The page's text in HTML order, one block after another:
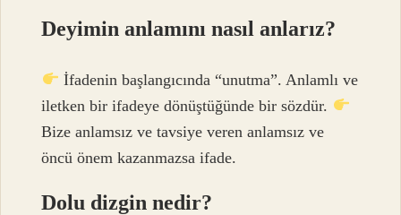
Deyimin anlamını nasıl anlarız?
İfadenin başlangıcında “unutma”. Anlamlı ve
iletken bir ifadeye dönüştüğünde bir sözdür.
Bize anlamsız ve tavsiye veren anlamsız ve
öncü önem kazanmazsa ifade.
Dolu dizgin nedir?